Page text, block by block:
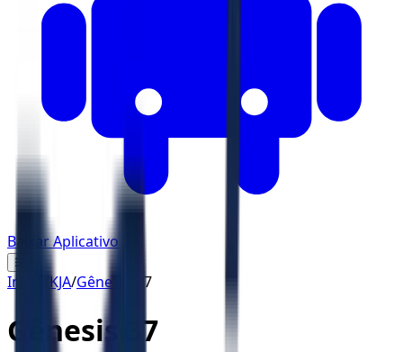
Baixar Aplicativo
☰
Início KJA/Gênesis 37
Gênesis 37